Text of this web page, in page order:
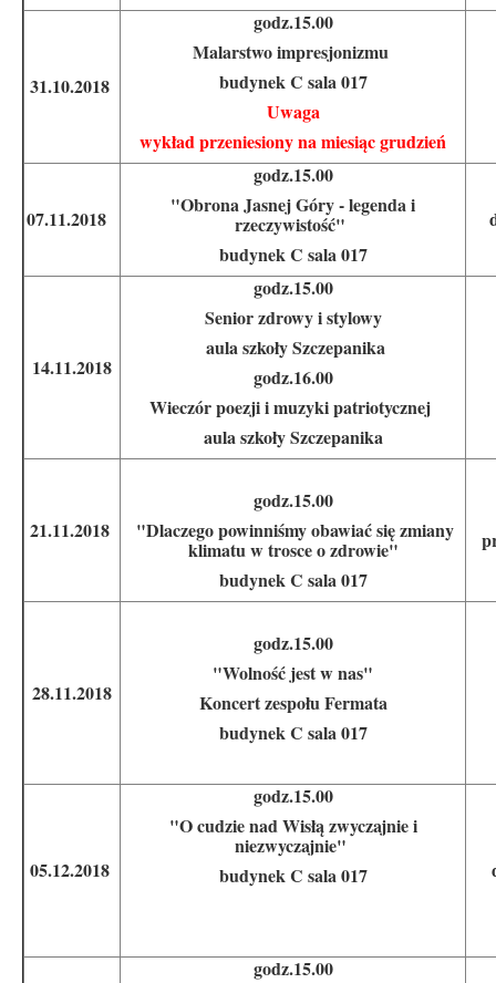
31.10.2018
godz.15.00
Malarstwo impresjonizmu
budynek C sala 017
Uwaga
wykład przeniesiony na miesiąc grudzień
07.11.2018
godz.15.00
"Obrona Jasnej Góry - legenda i
rzeczywistość"
budynek C sala 017
14.11.2018
godz.15.00
Senior zdrowy i stylowy
aula szkoły Szczepanika
godz.16.00
Wieczór poezji i muzyki patriotycznej
aula szkoły Szczepanika
21.11.2018
godz.15.00
"Dlaczego powinniśmy obawiać się zmiany
klimatu w trosce o zdrowie"
budynek C sala 017
28.11.2018
godz.15.00
"Wolność jest w nas"
Koncert zespołu Fermata
budynek C sala 017
05.12.2018
godz.15.00
"O cudzie nad Wisłą zwyczajnie i
niezwyczajnie"
budynek C sala 017
godz.15.00